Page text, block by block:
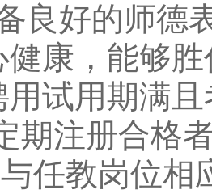
良好的师德
康，能够胜
试用期满且
期注册合格
任教岗位相